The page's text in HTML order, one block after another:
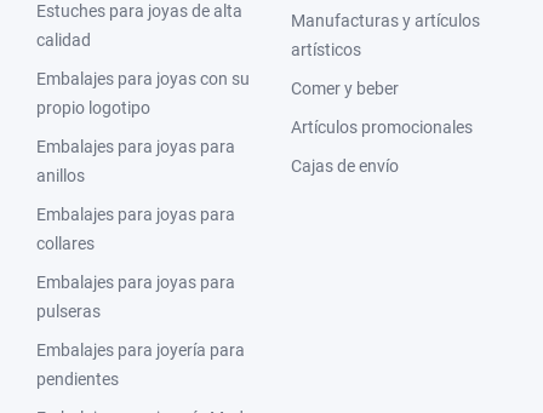
Estuches para joyas de alta
calidad
Embalajes para joyas con su
propio logotipo
Embalajes para joyas para
anillos
Embalajes para joyas para
collares
Embalajes para joyas para
pulseras
Embalajes para joyería para
pendientes
Manufacturas y artículos
artísticos
Comer y beber
Artículos promocionales
Cajas de envío